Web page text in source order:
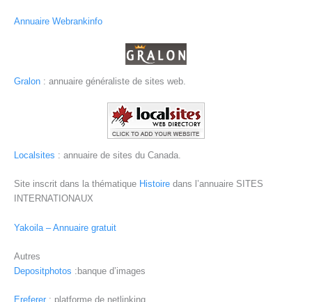
Annuaire Webrankinfo
Gralon : annuaire généraliste de sites web.
Localsites : annuaire de sites du Canada.
Site inscrit dans la thématique Histoire dans l’annuaire SITES
INTERNATIONAUX
Yakoila – Annuaire gratuit
Autres
Depositphotos :banque d’images
Ereferer : platforme de netlinking.